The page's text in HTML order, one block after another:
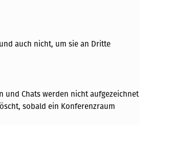
auch nicht, um sie an Dritte
und Chats werden nicht aufgezeichnet
sobald ein Konferenzraum